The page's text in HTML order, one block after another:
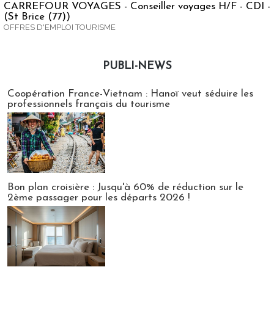
CARREFOUR VOYAGES - Conseiller voyages H/F - CDI -
(St Brice (77))
OFFRES D'EMPLOI TOURISME
PUBLI-NEWS
Coopération France-Vietnam : Hanoï veut séduire les
professionnels français du tourisme
Bon plan croisière : Jusqu'à 60% de réduction sur le
2ème passager pour les départs 2026 !